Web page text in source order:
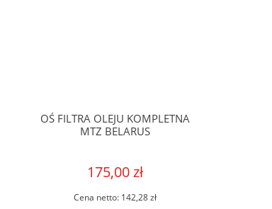
OŚ FILTRA OLEJU KOMPLETNA
MTZ BELARUS
175,00 zł
Cena netto: 142,28 zł